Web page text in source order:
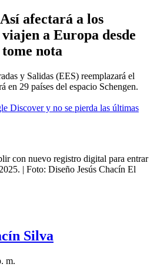
afectará a los
a Europa desde
nota
y Salidas (EES) reemplazará el
en 29 países del espacio Schengen.
Discover y no se pierda las últimas
con nuevo registro digital para entrar
| Foto: Diseño Jesús Chacín El
Silva
m.